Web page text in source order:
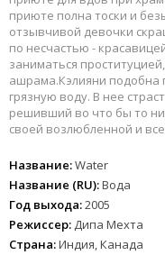
приюте полна тоски и
отзывчивой девочки
по несчастью -
заниматься
ашрама.Кэлияни подобна
грязную воду. В нее
решивший во что бы то
своей возлюбленной и
Название:Water
Название (RU):Вода
Год выхода:2005
Режиссер: Дипа Мехта
Страна:Индия, Канада